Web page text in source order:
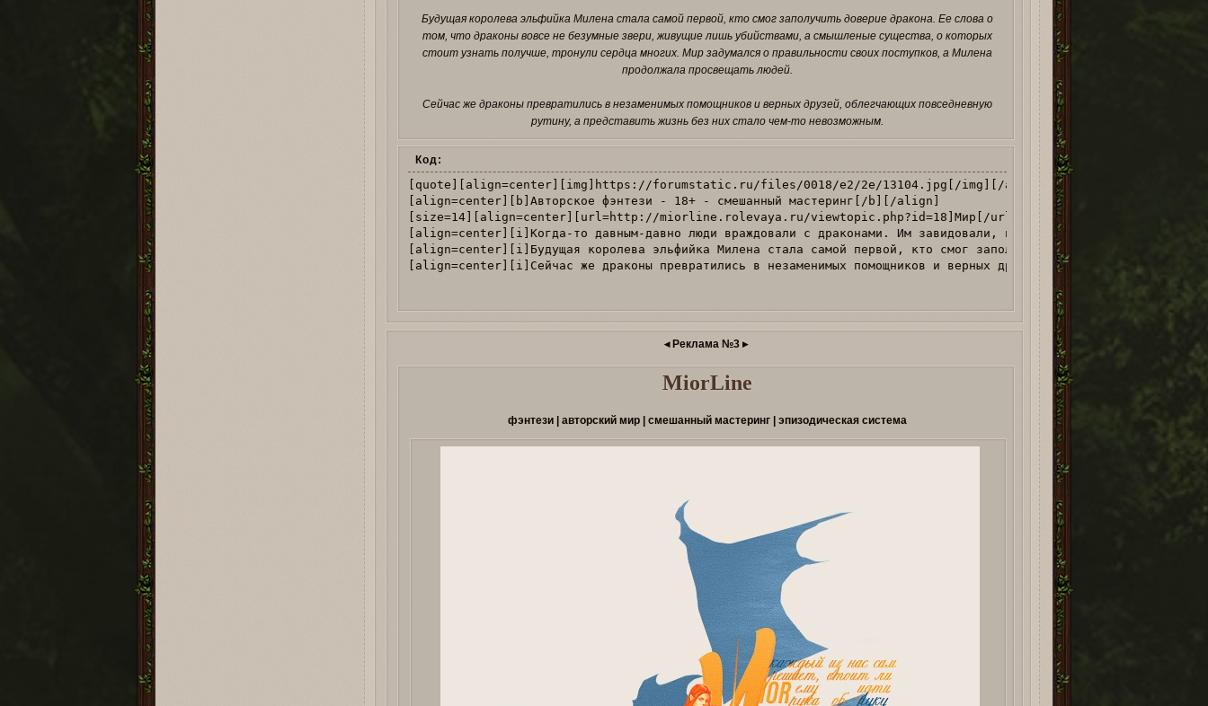
Будущая королева эльфийка Милена стала самой первой, кто смог заполучить доверие дракона. Ее слова о
том, что драконы вовсе не безумные звери, живущие лишь убийствами, а смышленые существа, о которых
стоит узнать получше, тронули сердца многих. Мир задумался о правильности своих поступков, а Милена
продолжала просвещать людей.
Сейчас же драконы превратились в незаменимых помощников и верных друзей, облегчающих повседневную
рутину, а представить жизнь без них стало чем-то невозможным.
Код:
[quote][align=center][img]https://forumstatic.ru/files/0018/e2/2e/13104.jpg[/img][/align]
[align=center][b]Авторское фэнтези - 18+ - смешанный мастеринг[/b][/align]
[size=14][align=center][url=http://miorline.rolevaya.ru/viewtopic.php?id=18]Мир[/url] | [url=http://
[align=center][i]Когда-то давным-давно люди враждовали с драконами. Им завидовали, ими восхищались, их
[align=center][i]Будущая королева эльфийка Милена стала самой первой, кто смог заполучить доверие дракона.
[align=center][i]Сейчас же драконы превратились в незаменимых помощников и верных друзей, облегчающих
◂ Реклама №3 ▸
MiorLine
фэнтези | авторский мир | смешанный мастеринг | эпизодическая система